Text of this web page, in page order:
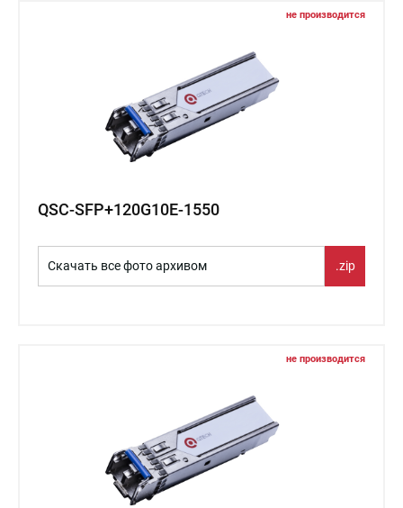
не производится
QSC-SFP+120G10E-1550
Скачать все фото архивом .zip
не производится